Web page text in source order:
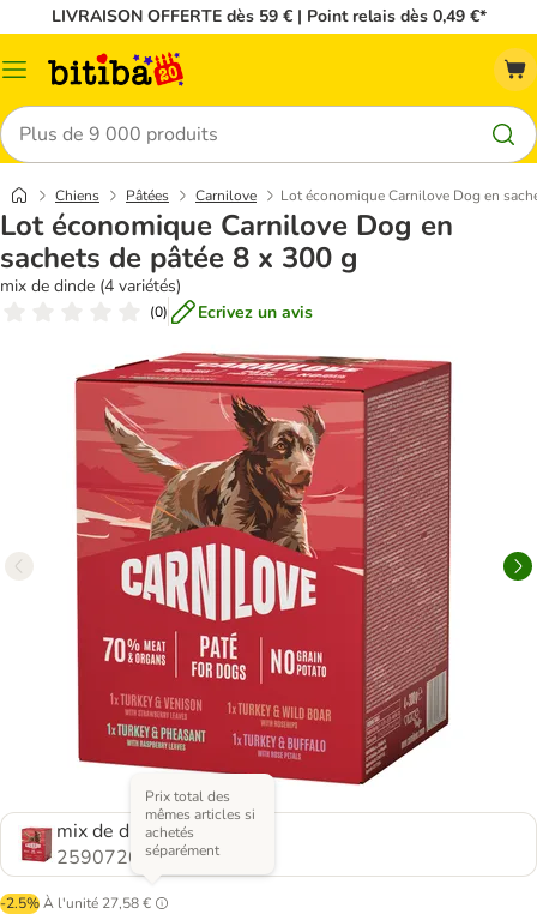
LIVRAISON OFFERTE dès 59 € | Point relais dès 0,49 €*
Menu
Rechercher
Chiens Pâtées Carnilove Lot économique Carnilove Dog en
Lot économique Carnilove Dog en
sachets de pâtée 8 x 300 g
mix de dinde (4 variétés)
(0) Ecrivez un avis
mix de dinde (4 variétés)
2590720.0
-2.5%À l'unité 27,58 €
Prix total des
mêmes articles si
achetés
séparément